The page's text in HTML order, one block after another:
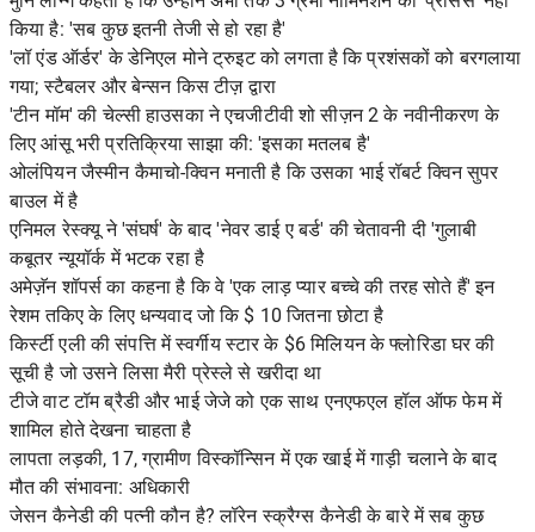
किया है: 'सब कुछ इतनी तेजी से हो रहा है'
'लॉ एंड ऑर्डर' के डेनिएल मोने ट्रुइट को लगता है कि प्रशंसकों को बरगलाया
गया; स्टैबलर और बेन्सन किस टीज़ द्वारा
'टीन मॉम' की चेल्सी हाउसका ने एचजीटीवी शो सीज़न 2 के नवीनीकरण के
लिए आंसू भरी प्रतिक्रिया साझा की: 'इसका मतलब है'
ओलंपियन जैस्मीन कैमाचो-क्विन मनाती है कि उसका भाई रॉबर्ट क्विन सुपर
बाउल में है
एनिमल रेस्क्यू ने 'संघर्ष' के बाद 'नेवर डाई ए बर्ड' की चेतावनी दी 'गुलाबी
कबूतर न्यूयॉर्क में भटक रहा है
अमेज़ॅन शॉपर्स का कहना है कि वे 'एक लाड़ प्यार बच्चे की तरह सोते हैं' इन
रेशम तकिए के लिए धन्यवाद जो कि $ 10 जितना छोटा है
किर्स्टी एली की संपत्ति में स्वर्गीय स्टार के $6 मिलियन के फ्लोरिडा घर की
सूची है जो उसने लिसा मैरी प्रेस्ले से खरीदा था
टीजे वाट टॉम ब्रैडी और भाई जेजे को एक साथ एनएफएल हॉल ऑफ फेम में
शामिल होते देखना चाहता है
लापता लड़की, 17, ग्रामीण विस्कॉन्सिन में एक खाई में गाड़ी चलाने के बाद
मौत की संभावना: अधिकारी
जेसन कैनेडी की पत्नी कौन है? लॉरेन स्क्रैग्स कैनेडी के बारे में सब कुछ